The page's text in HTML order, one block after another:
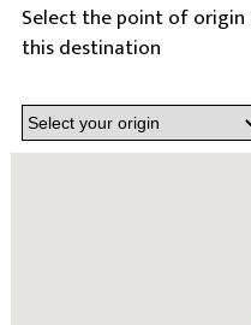
Select the point of
this destination